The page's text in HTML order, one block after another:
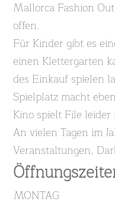
Mallorca Fashion
offen.
Für Kinder gibt es
einen Klettergarten
des Einkauf spielen
Spielplatz macht
Kino spielt File
An vielen Tagen im
Veranstaltungen,
MONTAG